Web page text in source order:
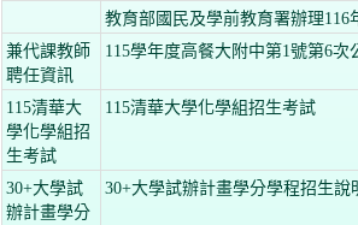
教育部國民及學前教育署辦理
兼代課教師
聘任資訊
115學年度高餐大附中第1號第6
115清華大
學化學組招
生考試
115清華大學化學組招生考試
30+大學試
辦計畫學分
30+大學試辦計畫學分學程招生說